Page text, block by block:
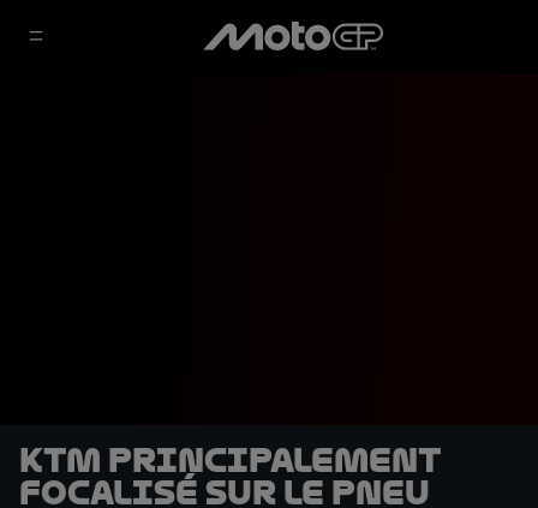
KTM principalement
focalisé sur le pneu